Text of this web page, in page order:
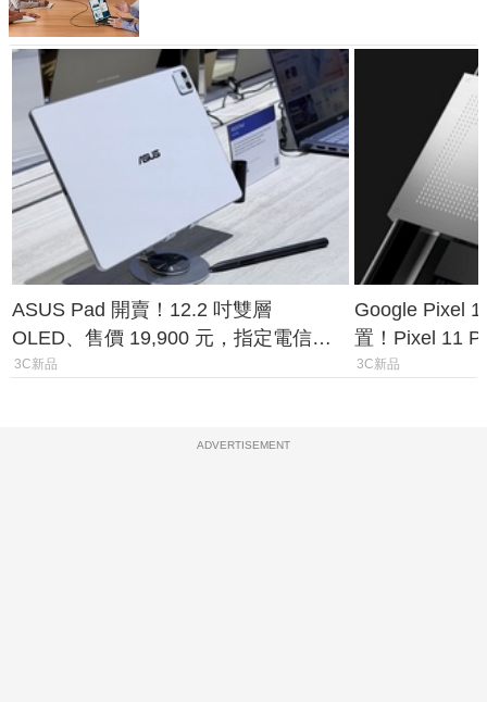
ASUS Pad 開賣！12.2 吋雙層
OLED、售價 19,900 元，指定電信資
費最低 0 元入手
3C新品
Google Pixel
置！Pixel 11
1.6%
3C新品
ADVERTISEMENT